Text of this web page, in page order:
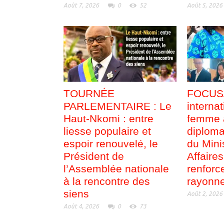
Août 7, 2026 0 52 Août 5, 2026
TOURNÉE
PARLEMENTAIRE : Le
Haut-Nkomi : entre
liesse populaire et
espoir renouvelé, le
Président de
l’Assemblée nationale
à la rencontre des
siens
Août 4, 2026 0 73
femme
du
Août 2, 2026